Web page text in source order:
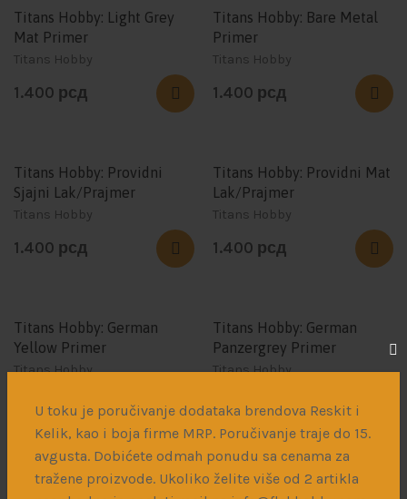
U toku je poručivanje dodataka brendova Reskit i
Kelik, kao i boja firme MRP. Poručivanje traje do 15.
avgusta. Dobićete odmah ponudu sa cenama za
tražene proizvode. Ukoliko želite više od 2 artikla
Titans Hobby: Light Grey
Mat Primer
Titans Hobby
1.400 рсд
Titans Hobby: Bare Metal
Primer
Titans Hobby
1.400 рсд
Titans Hobby: Providni
Sjajni Lak/Prajmer
Titans Hobby
1.400 рсд
Titans Hobby: Providni Mat
Lak/Prajmer
Titans Hobby
1.400 рсд
Titans Hobby: German
Yellow Primer
Titans Hobby
1.400 рсд
Titans Hobby: German
Panzergrey Primer
Titans Hobby
1.400 рсд
Titans Hobby: Military
SOLD
Tamiya sprej – AS-16 Svetlo